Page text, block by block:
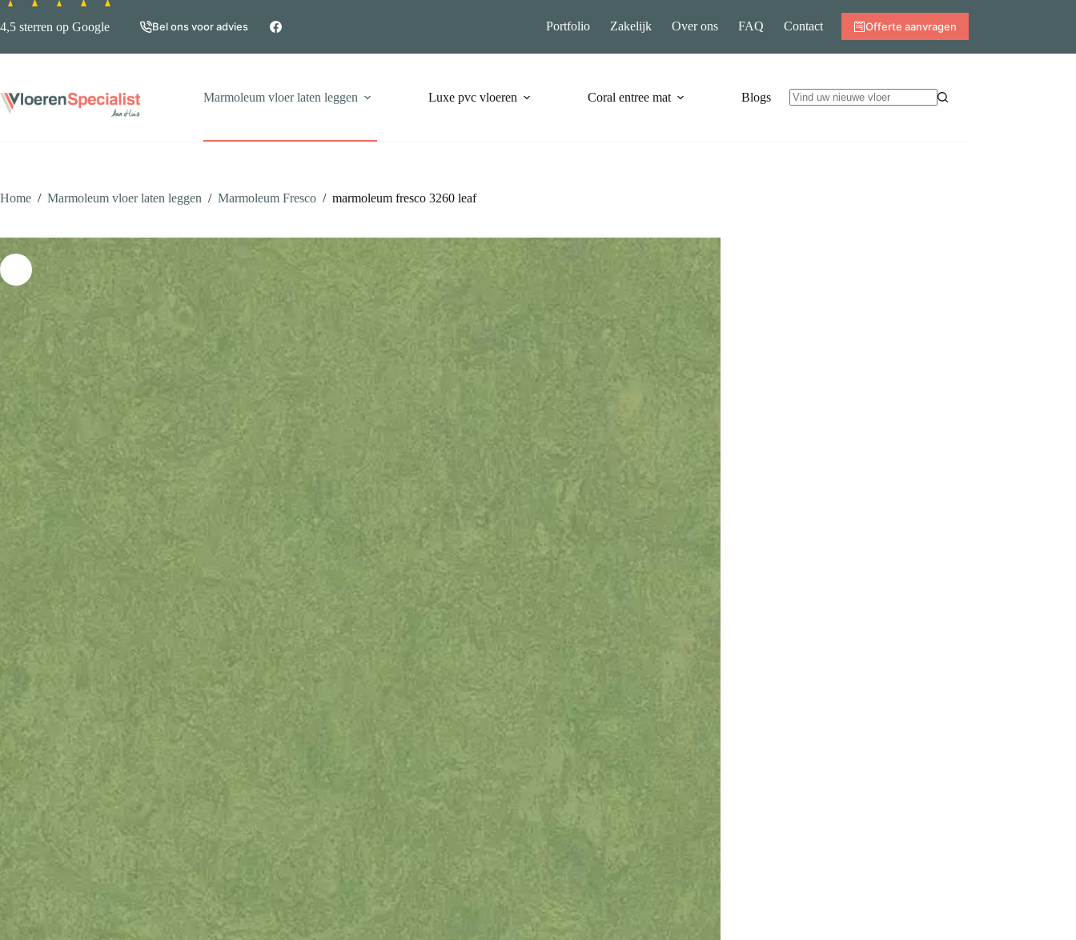
Ga
naar
de
4,5 sterren op Google Bel ons voor advies Portfolio Zakelijk Over ons FAQ Contact Offerte aanvragen
Marmoleum vloer laten leggen Luxe pvc vloeren Coral entree mat
Blogs
Home / Marmoleum vloer laten leggen / Marmoleum Fresco / marmoleum fresco 3260 leaf